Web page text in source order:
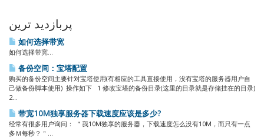
پربازدید ترین
如何选择带宽
如何选择带宽...
备份空间：宝塔配置
购买的备份空间主要针对宝塔使用(有相应的工具直接使用，没有宝塔的服务器用户自
己做备份脚本使用) 操作如下 1 修改宝塔的备份目录(这里的目录就是存储挂在的目录)
2...
带宽10M独享服务器下载速度应该是多少?
经常有很多用户询问： ＂我10M独享的服务器，下载速度怎么没有10M，而只有一点
多Ｍ每秒？＂...